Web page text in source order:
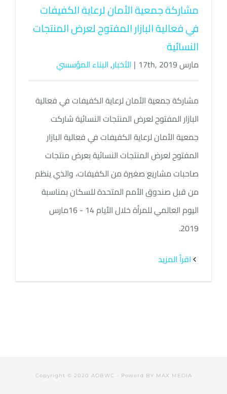
مشاركة جمعية الأمان لرعاية الكفيفات
في فعالية البازار المفتوح لعرض المنتجات
النسائية
مارس 17th, 2019 | الأخبار,البناء المؤسسي
مشاركة جمعية الأمان لرعاية الكفيفات في فعالية
البازار المفتوح لعرض المنتجات النسائية شاركت
جمعية الأمان لرعاية الكفيفات في فعالية البازار
المفتوح لعرض المنتجات النسائية بعرض منتجات
صاحبات مشاريع صغيرة من الكفيفات، والذي ينظم
من قبل صندوق الأمم المتحدة للسكان بمناسبة
اليوم العالمي للمرأة خلال الأيام 14 - 16مارس
2019.
Copyright © 2020 AOBWC - Powerd BY MAX MEDIA